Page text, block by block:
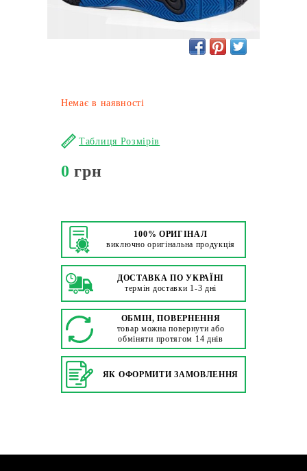
Немає в наявності
Таблиця Розмірів
0 грн
100% ОРИГІНАЛ
виключно оригінальна продукція
ДОСТАВКА ПО УКРАЇНІ
термін доставки 1-3 дні
ОБМІН, ПОВЕРНЕННЯ
товар можна повернути або
обміняти протягом 14 днів
ЯК ОФОРМИТИ ЗАМОВЛЕННЯ